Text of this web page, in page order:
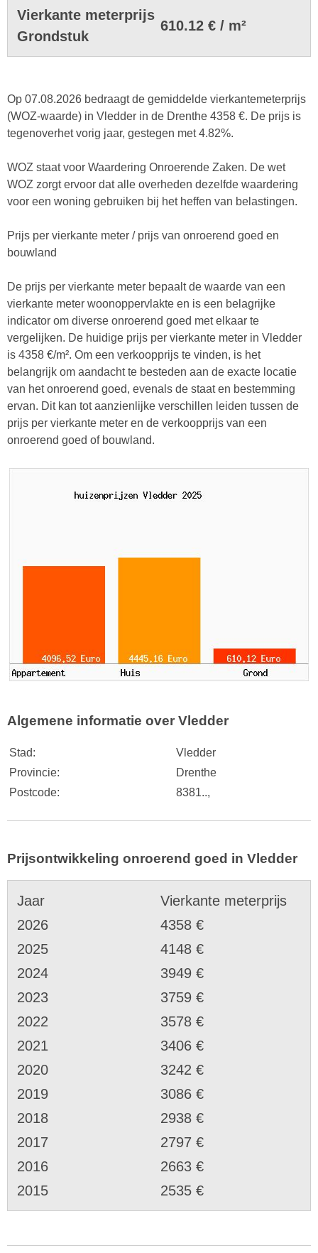
Vierkante meterprijs
Grondstuk
610.12 € / m²
Op 07.08.2026 bedraagt de gemiddelde vierkantemeterprijs
(WOZ-waarde) in Vledder in de Drenthe 4358 €. De prijs is
tegenoverhet vorig jaar, gestegen met 4.82%.
WOZ staat voor Waardering Onroerende Zaken. De wet
WOZ zorgt ervoor dat alle overheden dezelfde waardering
voor een woning gebruiken bij het heffen van belastingen.
Prijs per vierkante meter / prijs van onroerend goed en
bouwland
De prijs per vierkante meter bepaalt de waarde van een
vierkante meter woonoppervlakte en is een belagrijke
indicator om diverse onroerend goed met elkaar te
vergelijken. De huidige prijs per vierkante meter in Vledder
is 4358 €/m². Om een verkoopprijs te vinden, is het
belangrijk om aandacht te besteden aan de exacte locatie
van het onroerend goed, evenals de staat en bestemming
ervan. Dit kan tot aanzienlijke verschillen leiden tussen de
prijs per vierkante meter en de verkoopprijs van een
onroerend goed of bouwland.
Algemene informatie over Vledder
Stad:
Vledder
Provincie:
Drenthe
Postcode:
8381..,
Prijsontwikkeling onroerend goed in Vledder
Jaar
Vierkante meterprijs
2026
4358 €
2025
4148 €
2024
3949 €
2023
3759 €
2022
3578 €
2021
3406 €
2020
3242 €
2019
3086 €
2018
2938 €
2017
2797 €
2016
2663 €
2015
2535 €